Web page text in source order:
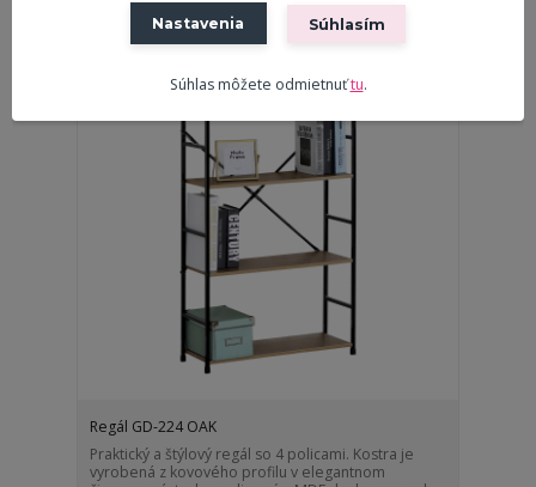
Regál GD-224 OAK
Praktický a štýlový regál so 4 policami. Kostra je
vyrobená z kovového profilu v elegantnom
Nastavenia Súhlasím
Súhlas môžete odmietnuťtu.